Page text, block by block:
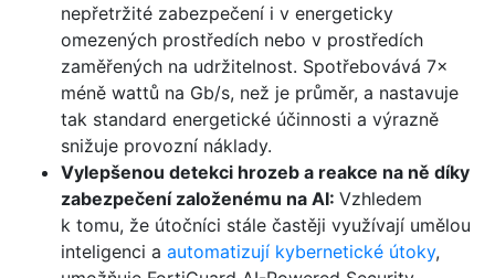
nepřetržité zabezpečení i v energeticky
omezených prostředích nebo v prostředích
zaměřených na udržitelnost. Spotřebovává 7×
méně wattů na Gb/s, než je průměr, a nastavuje
tak standard energetické účinnosti a výrazně
snižuje provozní náklady.
Vylepšenou detekci hrozeb a reakce na ně díky
zabezpečení založenému na AI: Vzhledem
k tomu, že útočníci stále častěji využívají umělou
inteligenci a automatizují kybernetické útoky,